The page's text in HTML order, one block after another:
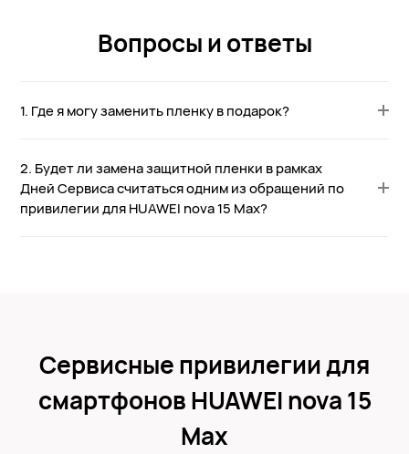
Вопросы и ответы
1. Где я могу заменить пленку в подарок?
2. Будет ли замена защитной пленки в рамках
Дней Сервиса считаться одним из обращений по
привилегии для HUAWEI nova 15 Max?
Сервисные привилегии для
смартфонов HUAWEI nova 15
Max